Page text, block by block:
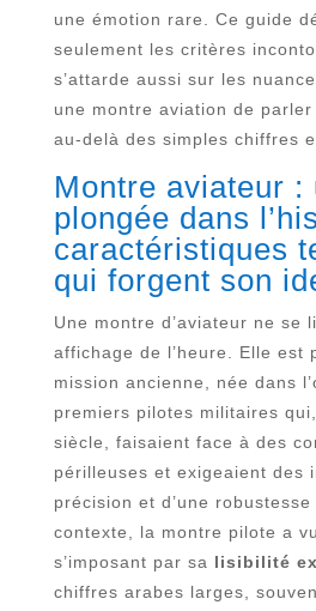
une émotion rare. Ce guide
seulement les critères
s’attarde aussi sur les
une montre aviation de parler
au-delà des simples chiffres
Montre aviateur :
plongée dans
caractéristiques
qui forgent son
Une montre d’aviateur ne se
affichage de l’heure. Elle est
mission ancienne, née dans
premiers pilotes militaires
siècle, faisaient face à des
périlleuses et exigeaient des
précision et d’une
contexte, la montre pilote a
s’imposant par sa lisibilité
chiffres arabes larges,